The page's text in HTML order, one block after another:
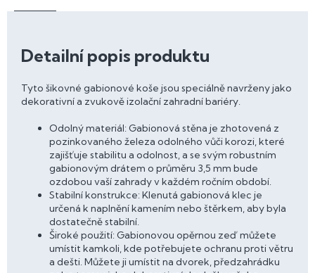
Detailní popis produktu
Tyto šikovné gabionové koše jsou speciálně navrženy jako
dekorativní a zvukově izolační zahradní bariéry.
Odolný materiál: Gabionová stěna je zhotovená z
pozinkovaného železa odolného vůči korozi, které
zajišťuje stabilitu a odolnost, a se svým robustním
gabionovým drátem o průměru 3,5 mm bude
ozdobou vaší zahrady v každém ročním období.
Stabilní konstrukce: Klenutá gabionová klec je
určená k naplnění kamením nebo štěrkem, aby byla
dostatečně stabilní.
Široké použití: Gabionovou opěrnou zeď můžete
umístit kamkoli, kde potřebujete ochranu proti větru
a dešti. Můžete ji umístit na dvorek, předzahrádku